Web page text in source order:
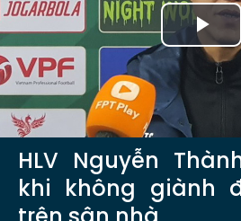
HLV Nguyễn
khi không giành